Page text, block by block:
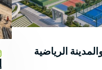
12/06/2026
بناء الاستادات